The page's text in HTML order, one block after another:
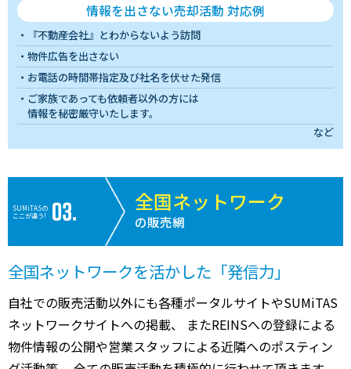
情報を出さない売却活動 対応例
『不動産会社』とわからないよう訪問
物件広告を出さない
お電話の時間帯指定及び社名を伏せた発信
ご家族であっても依頼者以外の方には
情報を秘密厳守いたします。
など
SUMiTASの
ここが違う!
全国ネットワーク
の販売網
全国ネットワークを活かした「発信力」
自社での販売活動以外にも各種ポータルサイトやSUMiTAS
ネットワークサイトへの掲載、 またREINSへの登録による
物件情報の公開や営業スタッフによる近隣へのポスティン